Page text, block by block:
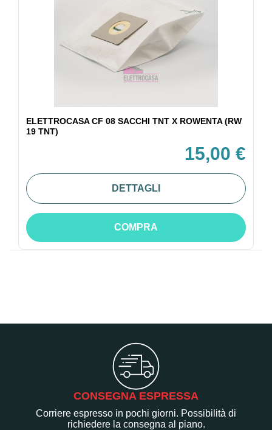
ELETTROCASA CF 08 SACCHI TNT X ROWENTA (RW
19 TNT)
15,00 €
DETTAGLI
COMPRA
CONSEGNA ESPRESSA
Corriere espresso in pochi giorni. Possibilità di
richiedere la consegna al piano.